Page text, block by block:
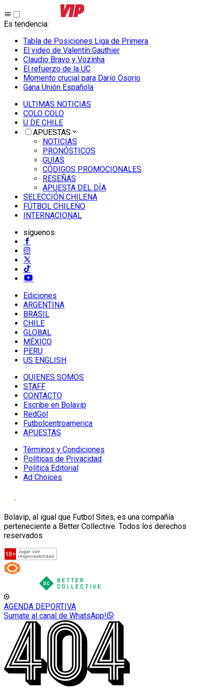
Es tendencia:
Tabla de Posiciones Liga de Primera
El video de Valentín Gauthier
Claudio Bravo y Vozinha
El refuerzo de la UC
Momento crucial para Darío Osorio
Gana Unión Española
ULTIMAS NOTICIAS
COLO COLO
U DE CHILE
APUESTAS
NOTICIAS
PRONÓSTICOS
GUÍAS
CÓDIGOS PROMOCIONALES
RESEÑAS
APUESTA DEL DÍA
SELECCIÓN CHILENA
FÚTBOL CHILENO
INTERNACIONAL
síguenos
Ediciones
ARGENTINA
BRASIL
CHILE
GLOBAL
MÉXICO
PERU
US ENGLISH
QUIENES SOMOS
STAFF
CONTACTO
Escribe en Bolavip
RedGol
Futbolcentroamerica
APUESTAS
Términos y Condiciones
Políticas de Privacidad
Política Editorial
Ad Choices
Bolavip, al igual que Futbol Sites, es una compañía
perteneciente a Better Collective. Todos los derechos
reservados
AGENDA DEPORTIVA
Sumate al canal de WhatsApp!